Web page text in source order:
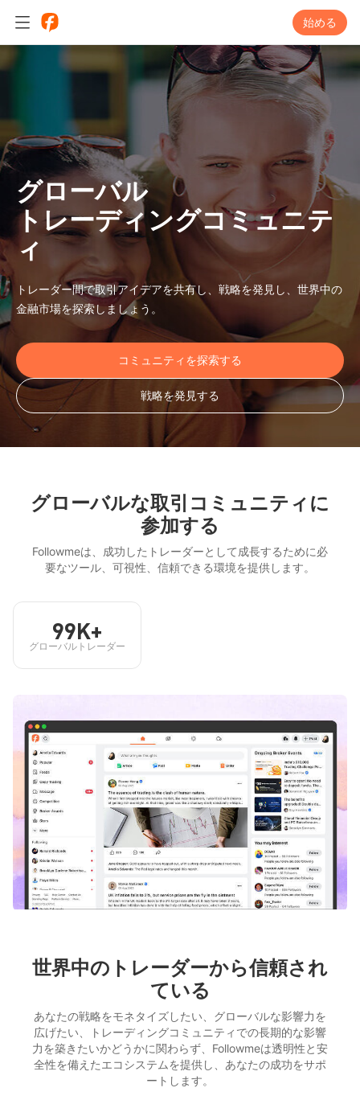
始める
グローバル
トレーディングコミュニテ
ィ
トレーダー間で取引アイデアを共有し、戦略を発見し、世界中の
金融市場を探索しましょう。
コミュニティを探索する
戦略を発見する
グローバルな取引コミュニティに
参加する
Followmeは、成功したトレーダーとして成長するために必
要なツール、可視性、信頼できる環境を提供します。
99K+
グローバルトレーダー
世界中のトレーダーから信頼され
ている
あなたの戦略をモネタイズしたい、グローバルな影響力を
広げたい、トレーディングコミュニティでの長期的な影響
力を築きたいかどうかに関わらず、Followmeは透明性と安
全性を備えたエコシステムを提供し、あなたの成功をサポ
ートします。